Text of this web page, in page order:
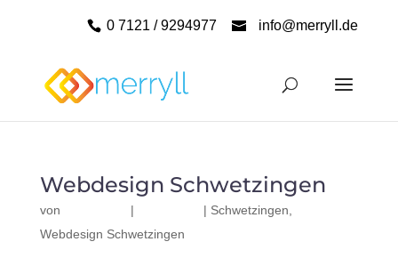
0 7121 / 9294977 info@merryll.de
Webdesign Schwetzingen
von | | Schwetzingen
Webdesign Schwetzingen